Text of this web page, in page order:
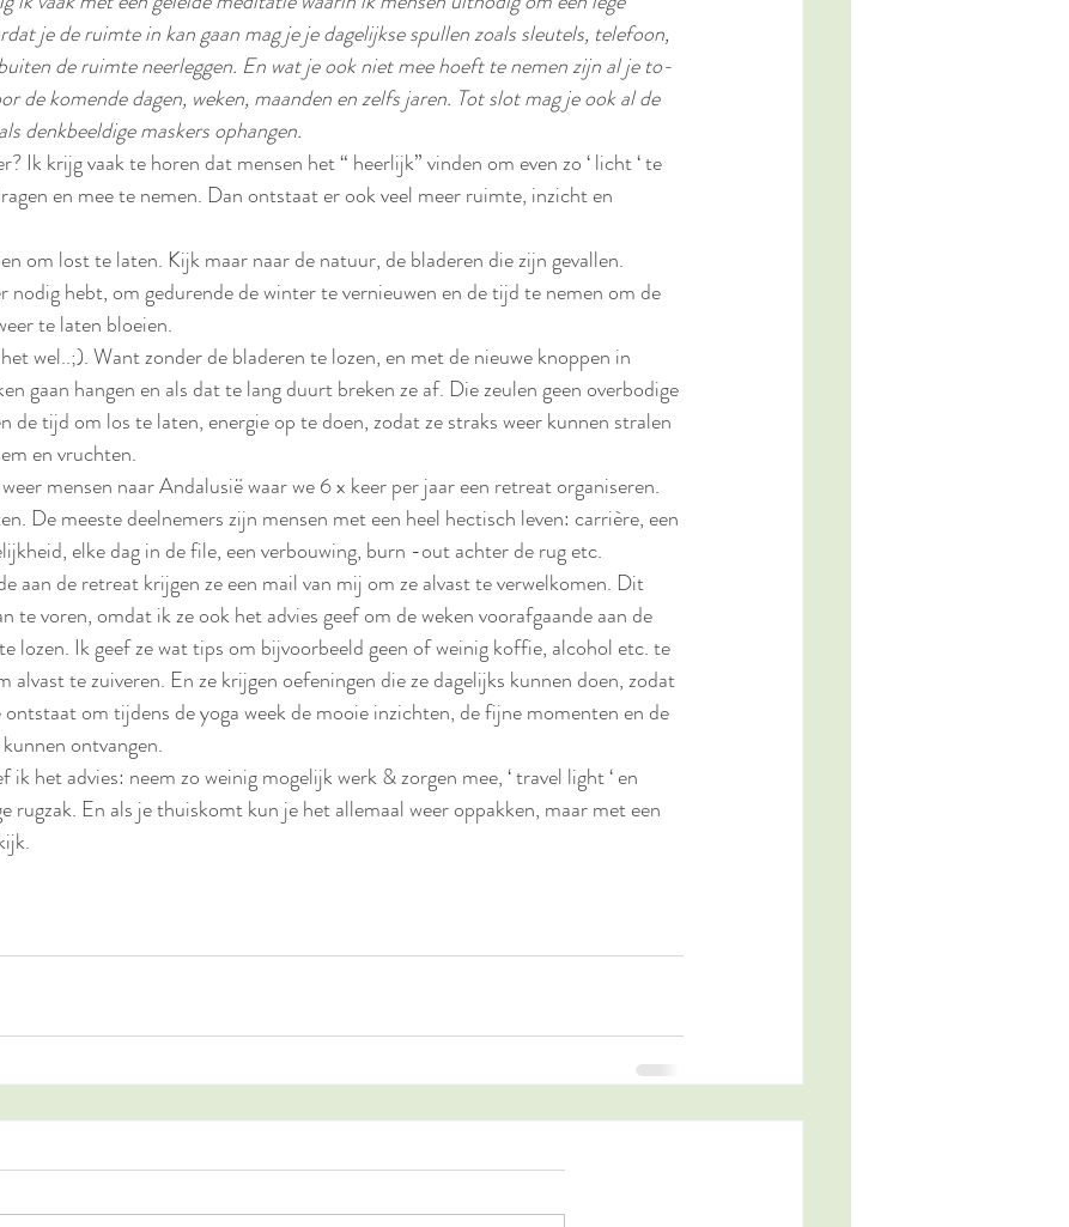
je de ruimte in kan gaan mag je je dagelijkse spullen zoals sleutels, telefoon,
de ruimte neerleggen. En wat je ook niet mee hoeft te nemen zijn al je to-
de komende dagen, weken, maanden en zelfs jaren. Tot slot mag je ook al de
denkbeeldige maskers ophangen.
Ik krijg vaak te horen dat mensen het “ heerlijk” vinden om even zo ‘ licht ‘ te
en mee te nemen. Dan ontstaat er ook veel meer ruimte, inzicht en
om lost te laten. Kijk maar naar de natuur, de bladeren die zijn gevallen.
nodig hebt, om gedurende de winter te vernieuwen en de tijd te nemen om de
te laten bloeien.
wel..;). Want zonder de bladeren te lozen, en met de nieuwe knoppen in
gaan hangen en als dat te lang duurt breken ze af. Die zeulen geen overbodige
de tijd om los te laten, energie op te doen, zodat ze straks weer kunnen stralen
en vruchten.
mensen naar Andalusië waar we 6 x keer per jaar een retreat organiseren.
De meeste deelnemers zijn mensen met een heel hectisch leven: carrière, een
elke dag in de file, een verbouwing, burn -out achter de rug etc.
aan de retreat krijgen ze een mail van mij om ze alvast te verwelkomen. Dit
te voren, omdat ik ze ook het advies geef om de weken voorafgaande aan de
lozen. Ik geef ze wat tips om bijvoorbeeld geen of weinig koffie, alcohol etc. te
alvast te zuiveren. En ze krijgen oefeningen die ze dagelijks kunnen doen, zodat
om tijdens de yoga week de mooie inzichten, de fijne momenten en de
ontvangen.
ik het advies: neem zo weinig mogelijk werk & zorgen mee, ‘ travel light ‘ en
rugzak. En als je thuiskomt kun je het allemaal weer oppakken, maar met een